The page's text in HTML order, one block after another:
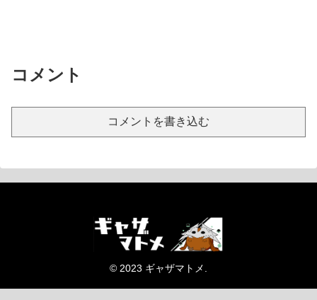
コメント
コメントを書き込む
© 2023 ギャザマトメ.